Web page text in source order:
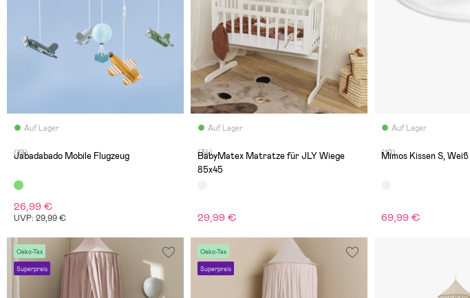
Auf Lager
(19)
Jabadabado Mobile Flugzeug
26,99 €
UVP: 29,99 €
Auf Lager
(34)
BabyMatex Matratze für JLY Wiege
85x45
29,99 €
Auf Lager
(10)
Mimos Kissen S, Weiß
69,99 €
Oeko-Tex
Superpreis
Oeko-Tex
Superpreis